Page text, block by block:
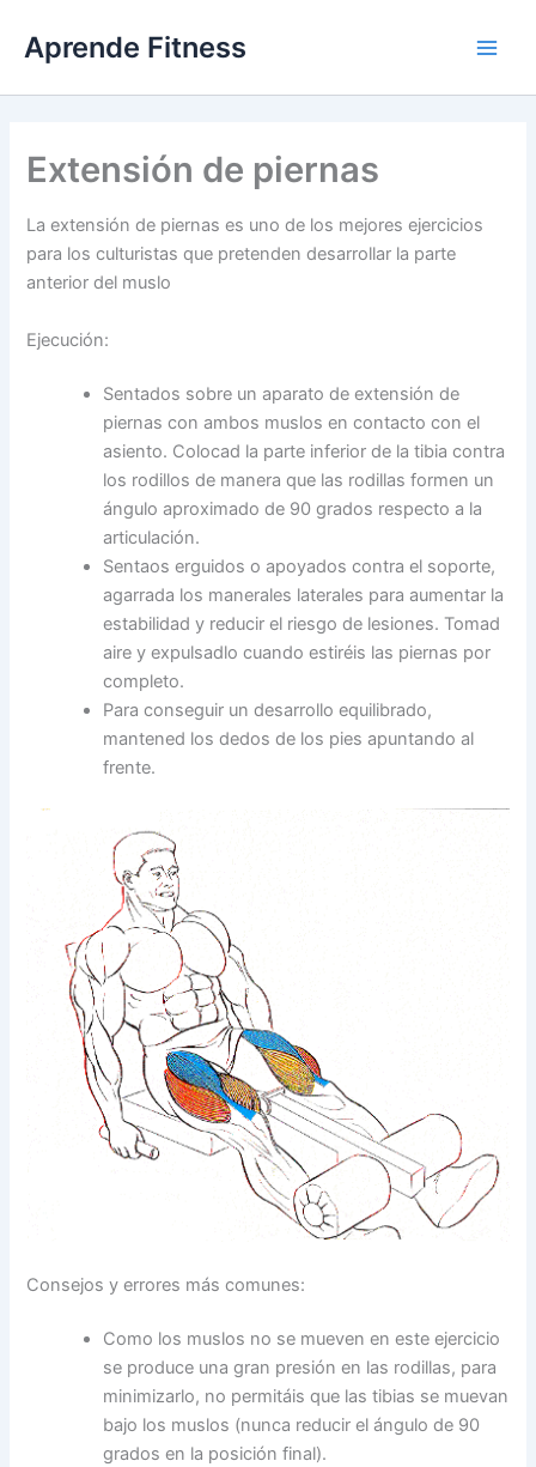
contenido
Aprende Fitness
Extensión de piernas
La extensión de piernas es uno de los mejores ejercicios
para los culturistas que pretenden desarrollar la parte
anterior del muslo
Ejecución:
Sentados sobre un aparato de extensión de
piernas con ambos muslos en contacto con el
asiento. Colocad la parte inferior de la tibia contra
los rodillos de manera que las rodillas formen un
ángulo aproximado de 90 grados respecto a la
articulación.
Sentaos erguidos o apoyados contra el soporte,
agarrada los manerales laterales para aumentar la
estabilidad y reducir el riesgo de lesiones. Tomad
aire y expulsadlo cuando estiréis las piernas por
completo.
Para conseguir un desarrollo equilibrado,
mantened los dedos de los pies apuntando al
frente.
Consejos y errores más comunes:
Como los muslos no se mueven en este ejercicio
se produce una gran presión en las rodillas, para
minimizarlo, no permitáis que las tibias se muevan
bajo los muslos (nunca reducir el ángulo de 90
grados en la posición final).